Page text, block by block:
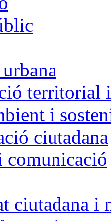
territorial
i
ciutadana
comunicació
ciutadana i